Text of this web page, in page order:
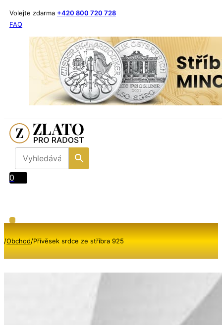
Volejte zdarma +420 800 720 728
FAQ
0
/Obchod/Přívěsek srdce ze stříbra 925